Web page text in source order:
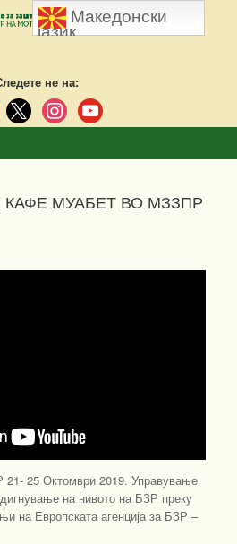
не на:
x instagramyoutube
МУАБЕТ ВО МЗЗПР
21- 25 Октомври 2019. Управување
на нивото на БЗР преку
на Европската агенција за БЗР –
Македонски
јазик